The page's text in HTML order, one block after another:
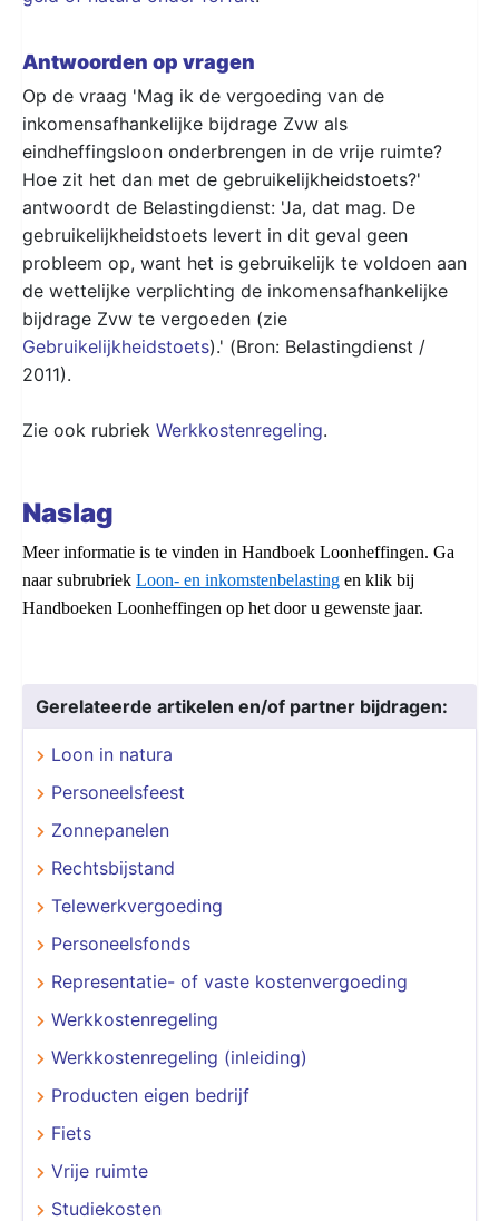
Antwoorden op vragen
Op de vraag 'Mag ik de vergoeding van de
inkomensafhankelijke bijdrage Zvw als
eindheffingsloon onderbrengen in de vrije ruimte?
Hoe zit het dan met de gebruikelijkheidstoets?'
antwoordt de Belastingdienst: 'Ja, dat mag. De
gebruikelijkheidstoets levert in dit geval geen
probleem op, want het is gebruikelijk te voldoen aan
de wettelijke verplichting de inkomensafhankelijke
bijdrage Zvw te vergoeden (zie
Gebruikelijkheidstoets).' (Bron: Belastingdienst /
2011).
Zie ook rubriek Werkkostenregeling.
Naslag
Meer informatie is te vinden in Handboek Loonheffingen. Ga
naar subrubriek Loon- en inkomstenbelasting en klik bij
Handboeken Loonheffingen op het door u gewenste jaar.
Gerelateerde artikelen en/of partner bijdragen:
Loon in natura
Personeelsfeest
Zonnepanelen
Rechtsbijstand
Telewerkvergoeding
Personeelsfonds
Representatie- of vaste kostenvergoeding
Werkkostenregeling
Werkkostenregeling (inleiding)
Producten eigen bedrijf
Fiets
Vrije ruimte
Studiekosten